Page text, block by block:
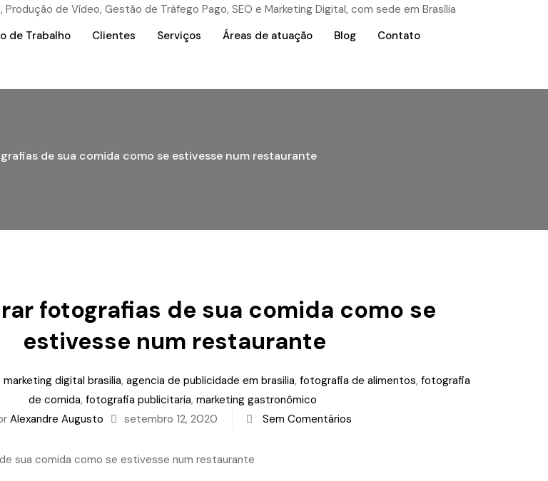
de Trabalho Clientes Serviços Áreas de atuação Blog Contato
de sua comida como se estivesse num restaurante
fotografias de sua comida como se
estivesse num restaurante
digital brasilia, agencia de publicidade em brasilia, fotografia de alimentos, fotografia
de comida, fotografia publicitaria, marketing gastronômico
Alexandre Augusto setembro 12, 2020 Sem Comentários